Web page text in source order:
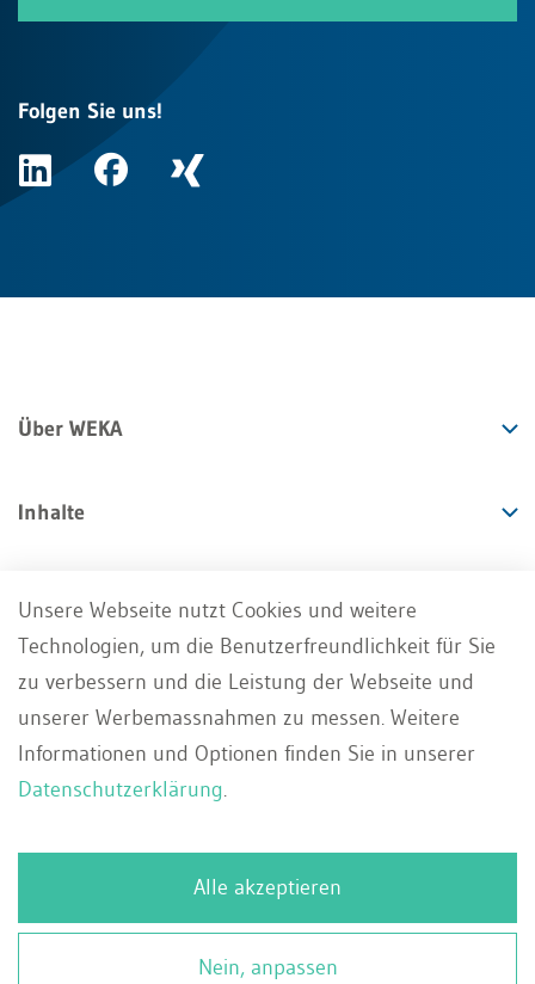
Folgen Sie uns!
Über WEKA
Inhalte
Angebote
Services
Impressum AGB
Datenschutz
Whistleblowing Portal
Kontakt
© 2026 WEKA Business Media AG, Zürich
DE
Français
Unsere Webseite nutzt Cookies und weitere
Technologien, um die Benutzerfreundlichkeit für Sie
zu verbessern und die Leistung der Webseite und
unserer Werbemassnahmen zu messen. Weitere
Informationen und Optionen finden Sie in unserer
Datenschutzerklärung.
Alle akzeptieren
Nein, anpassen